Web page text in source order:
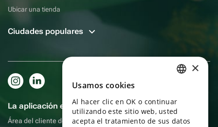
Ubicar una tienda
Ciudades populares
La aplicación es aún más práctica.
Área del cliente del destinatario, más bonos por compras y
ENGLISH
UKRAINIAN
×
Usamos cookies
Al hacer clic en OK o continuar
utilizando este sitio web, usted
acepta el tratamiento de sus datos